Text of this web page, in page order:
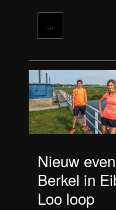
...
Nieuw
Berkel in
Loo loop